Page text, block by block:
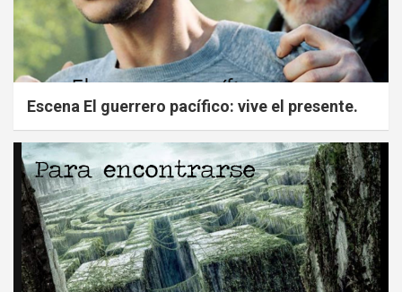
Escena El guerrero pacífico: vive el presente.